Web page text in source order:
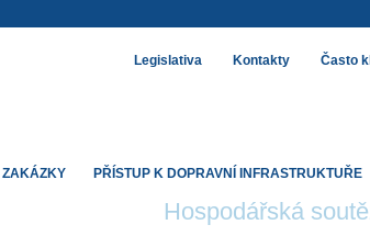
Hospodářská
PŘÍSTUP K DOPRAVNÍ INFRASTRUKTUŘE
Legislativa Kontakty Často